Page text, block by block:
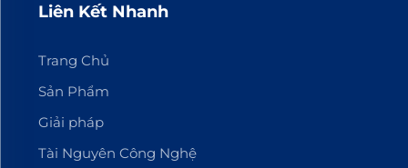
Liên Kết Nhanh
Trang Chủ
Sản Phẩm
Giải pháp
Tài Nguyên Công Nghệ